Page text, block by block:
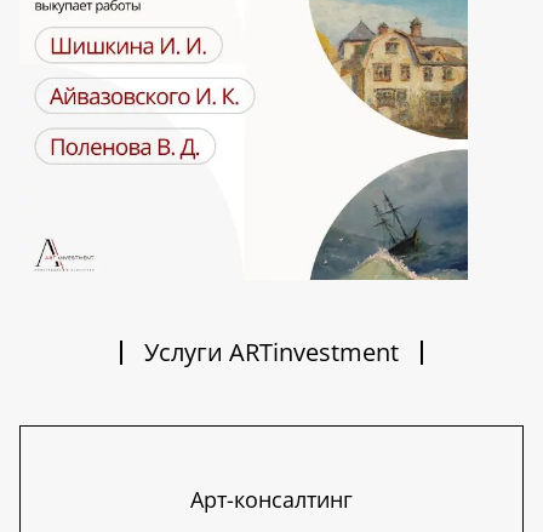
Услуги ARTinvestment
Арт-консалтинг